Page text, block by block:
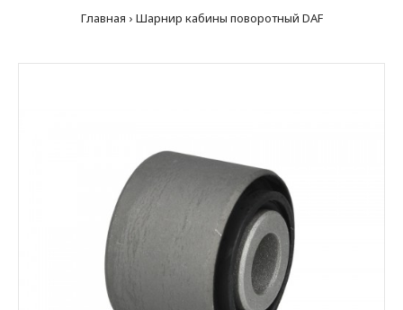
Главная Шарнир кабины поворотный DAF